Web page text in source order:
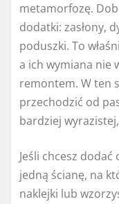
metamorfozę.
dodatki: zasłony,
poduszki. To
a ich wymiana nie
remontem. W ten
przechodzić od
bardziej
Jeśli chcesz
jedną ścianę, na
naklejki lub